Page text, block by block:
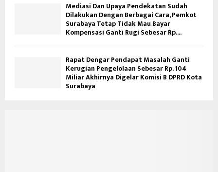
Mediasi Dan Upaya Pendekatan Sudah
Dilakukan Dengan Berbagai Cara, Pemkot
Surabaya Tetap Tidak Mau Bayar
Kompensasi Ganti Rugi Sebesar Rp....
Rapat Dengar Pendapat Masalah Ganti
Kerugian Pengelolaan Sebesar Rp. 104
Miliar Akhirnya Digelar Komisi B DPRD Kota
Surabaya